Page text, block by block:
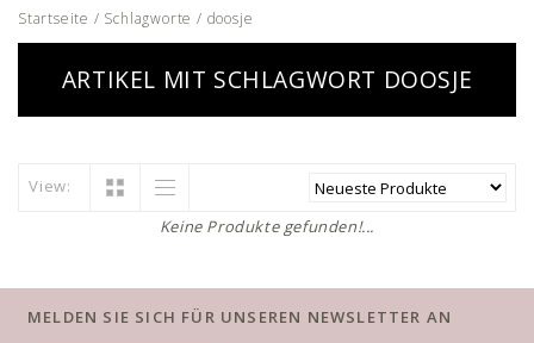
Startseite / Schlagworte / doosje
ARTIKEL MIT SCHLAGWORT DOOSJE
View:
Keine Produkte gefunden!...
MELDEN SIE SICH FÜR UNSEREN NEWSLETTER AN